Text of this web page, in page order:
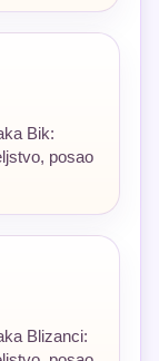
Bik:
posao
Blizanci: